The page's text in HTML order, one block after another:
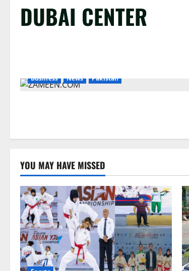
DUBAI CENTER
Business News Pakistan
YOU MAY HAVE MISSED